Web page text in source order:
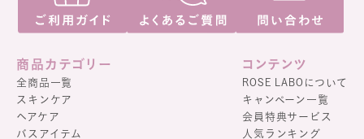
商品カテゴリー
全商品一覧
スキンケア
ヘアケア
バスアイテム
コンテンツ
ROSE LABOについて
キャンペーン一覧
会員特典サービス
人気ランキング